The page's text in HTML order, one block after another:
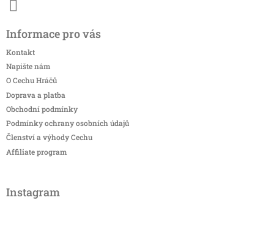
Informace pro vás
Kontakt
Napište nám
O Cechu Hráčů
Doprava a platba
Obchodní podmínky
Podmínky ochrany osobních údajů
Členství a výhody Cechu
Affiliate program
Instagram